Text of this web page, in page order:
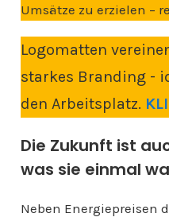
Umsätze zu erzielen –
Logomatten
starkes Branding -
den Arbeitsplatz.
Die Zukunft ist
was sie einmal
Neben Energiepreisen